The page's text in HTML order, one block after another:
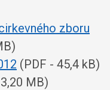
zboru
(PDF - 45,4 kB)
MB)